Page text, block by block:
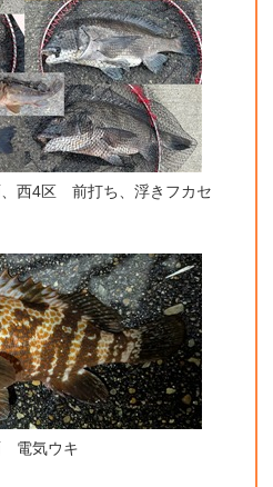
西4区 前打ち、浮きフカセ
電気ウキ